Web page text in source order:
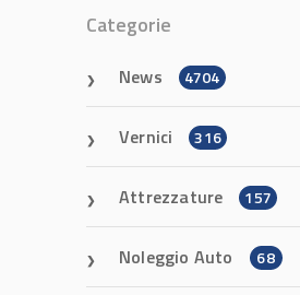
Categorie
News 4704
Vernici 316
Attrezzature 157
Noleggio Auto 68